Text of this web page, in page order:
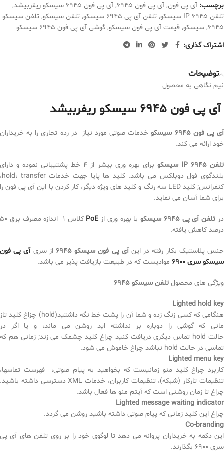
برچسب: آی پی فون, آی پی فون 6945 , آی پی فون 6945 سیسکو ریفربیشد
,
تلفن IP 6945 سیسکو
, تلفن آی پی 6945 سیسکو , تلفن سیسکو, تلفن سیسکو
6945
, سیسکو, قیمت آی پی فون سیسکو, گوشی آی پی فون 6945 سیسکو
اشتراک گذاری:
توضیحات
نیم نگاهی به محصول
آی پی فون 6945 سیسکو ریفربیشد
آی پی فون 6945 سیسکو
خدمات صوتی مورد نیاز در رده تجاری را به خریداران
خود ارائه می کند.
تلفن IP6945 سیسکو
برای بهره وری بیشر از 4 خط پشتیبانی نموده و دارای
بلندگوی فول دوبلکس می باشد. کلید ها پایا جهت خدمات hold، transfer،
کنفرانس; کلید LED سه رنگ و کلید های ویژه دیگر، کار کردن با این آی پی فون را
برای شما آسان می نماید.
در تلفن آی پی 6945 سیسکو با بهره وری از PoE
کلاس 1 اندازه مصرف برق 50
درصد کاهش یافته.
جنس پلاستیک بکار رفته در اینآی پی فون سیسکو 6945 از سریآی پی فون
سیسکو سری 6900
موادیست که در طبیعت بازیافت پذیر می باشد.
ویژگی های محصول تلفن سیسکو 6945
Lighted hold key
هنگامی که کسی زنگ زده و شما آن را پشت خط نگه داشتید(hold) چزاغ کلید تاز
مانی که گوشی را دوباره بر نداشته اید روشن می ماند، و یا اگر در
حالت hold تماس دیگری دریافت کنید چراغ کلید چشمک می زند; زمانی هم که
تماسی در حالت hold نباشد چراغ خاموش می شود.
Lighted menu key
کاربرد چراغ کلید منو زمانیست که بخواهید به پیام صوتی، فهرست تماسها،
تنظیمات تارکار (شبکه)، تنظیمات کاربران، خدمات XML دسترسی داشته باشید.
چراغ تا زمان روشنی است که آیتم منو ها فعال باشد.
Lighted message waiting indicator
چراغ این کلید زمانی که پیام صوتی داشته باشید روشن می گردد.
Co-branding
این دکمه به خریداران پروانه می دهد تا لوگوی خود را بر روی تلفن های آی پی
سری 6900 بگذارند.